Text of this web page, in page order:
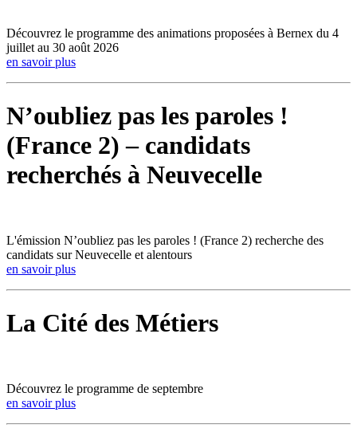
Découvrez le programme des animations proposées à Bernex du 4
juillet au 30 août 2026
en savoir plus
N’oubliez pas les paroles !
(France 2) – candidats
recherchés à Neuvecelle
L'émission N’oubliez pas les paroles ! (France 2) recherche des
candidats sur Neuvecelle et alentours
en savoir plus
La Cité des Métiers
Découvrez le programme de septembre
en savoir plus